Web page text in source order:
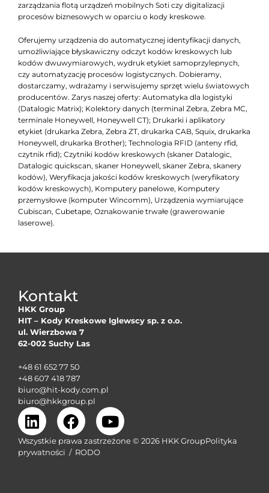
zarządzania flotą urządzeń mobilnych Soti czy digitalizacji
procesów biznesowych w oparciu o kody kreskowe.
Oferujemy urządzenia do automatycznej identyfikacji danych,
umożliwiające błyskawiczny odczyt kodów kreskowych lub
kodów dwuwymiarowych, wydruk etykiet samoprzylepnych,
czy automatyzację procesów logistycznych. Dobieramy,
dostarczamy, wdrażamy i serwisujemy sprzęt wielu światowych
producentów. Zarys naszej oferty: Automatyka dla logistyki
(Datalogic Matrix); Kolektory danych (terminal Zebra, Zebra MC,
terminale Honeywell, Honeywell CT); Drukarki i aplikatory
etykiet (drukarka Zebra, Zebra ZT, drukarka CAB, Squix, drukarka
Honeywell, drukarka Brother); Technologia RFID (anteny rfid,
czytnik rfid); Czytniki kodów kreskowych (skaner Datalogic,
Datalogic quickscan, skaner Honeywell, skaner Zebra, skanery
kodów), Weryfikacja jakości kodów kreskowych (weryfikatory
kodów kreskowych), Komputery panelowe, Komputery
przemysłowe (komputer Wincomm), Urządzenia wymiarujące
Cubiscan, Cubetape, Oznakowanie trwałe (grawerowanie
laserowe).
Kontakt
HKK Group
HIT – Kody Kreskowe Iglewscy sp. z o.o.
ul. Wierzbowa 7
62-002 Suchy Las
+48 61 652 77 50
+48 607 418 787
biuro@hit-kody.com.pl
biuro@hkkgroup.pl
Wszystkie prawa zastrzeżone © 2026 HKK GroupPolityka
prywatności / RODO